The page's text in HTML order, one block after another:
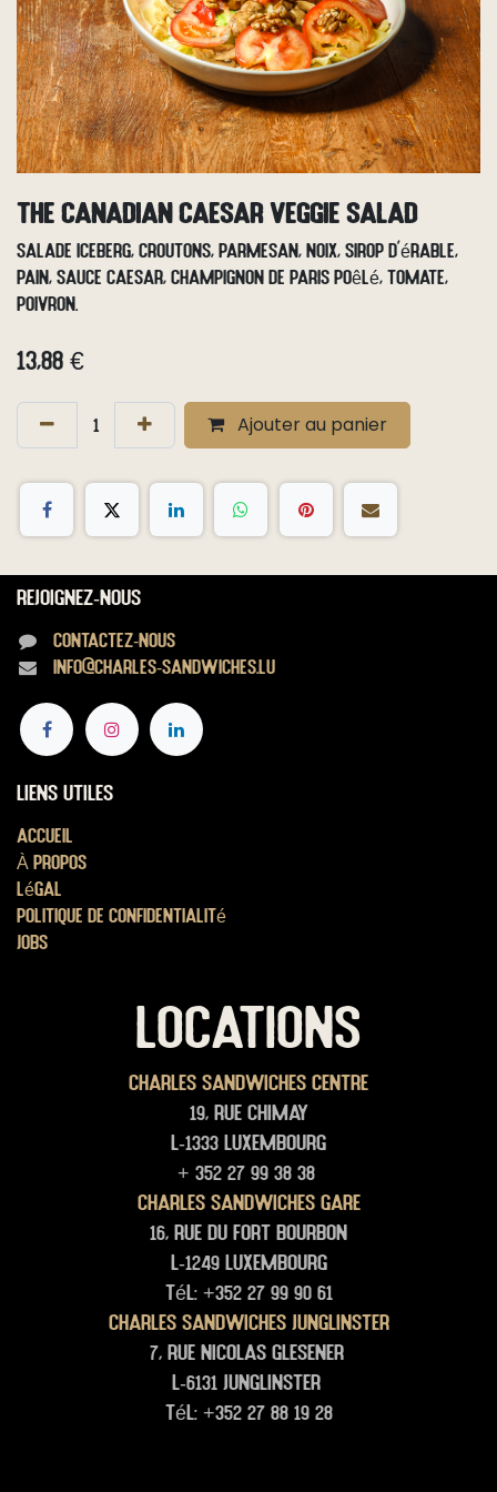
The Canadian Caesar Veggie Salad
Salade iceberg, croutons, parmesan, noix, sirop d'érable,
pain, sauce Caesar, champignon de Paris poêlé, tomate,
poivron.
13,88 €
Ajouter au panier
Rejoignez-nous
Contactez-nous
info@charles-sandwiches.lu
Liens utiles
Accueil
À propos
Légal
Politique de confidentialité
Jobs
LOCATIONS
Charles Sandwiches Centre
19, rue Chimay
L-1333 Luxembourg
+ 352 27 99 38 38
Charles Sandwiches Gare
16, rue du Fort Bourbon
L-1249 Luxembourg
Tél: +352 27 99 90 61
Charles Sandwiches junglinster
7, rue Nicolas glesener
L-6131 junglinster
Tél: +352 27 88 19 28